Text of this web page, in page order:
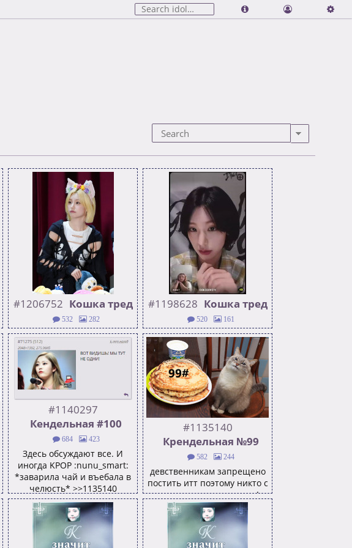
#1206752 Кошка тред
532 282
Котюськин тред 5 лет без
Тесака Не верь, не бойся, не
работай >>1198628
#1198628 Кошка тред
520 161
тред нашей надежды Веня,
верни деньги >>1184787
#1140297
Кендельная #100
684 423
Здесь обсуждают все. И
иногда KPOP :nunu_smart:
*заварила чай и въебала в
челюсть* >>1135140
#1135140
Крендельная №99
582 244
девственникам запрещено
постить итт поэтому никто с
неочана не пишите тут!
https://youtu.be/pCo86QyKcl
Q?si=fmM3NKZ9hA8hYk2f
прошлый топ тред
>>1129210